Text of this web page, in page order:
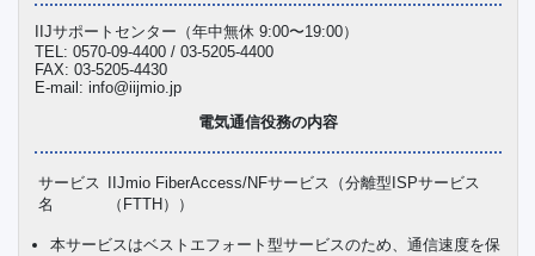
IIJサポートセンター（年中無休 9:00〜19:00）
TEL: 0570-09-4400 / 03-5205-4400
FAX: 03-5205-4430
E-mail: info@iijmio.jp
電気通信役務の内容
サービス
名
IIJmio FiberAccess/NFサービス（分離型ISPサービス
（FTTH））
本サービスはベストエフォート型サービスのため、通信速度を保